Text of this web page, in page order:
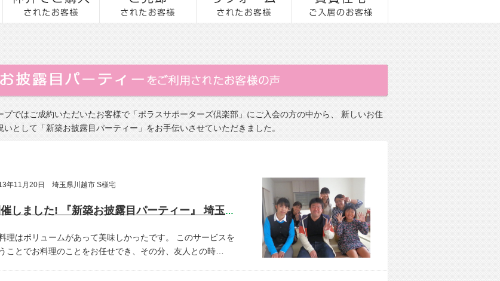
プではご成約いただいたお客様で「ポラスサポーターズ倶楽部」にご入会の方の中から、 新しいお住
いとして「新築お披露目パーティー」をお手伝いさせていただきました。
年11月20日 埼玉県川越市 S様宅
開催しました! 『新築お披露目パーティー』 埼玉県川越市 S様宅
理はボリュームがあって美味しかったです。
このサービスを
ことでお料理のことをお任せでき、その分、友人との時…